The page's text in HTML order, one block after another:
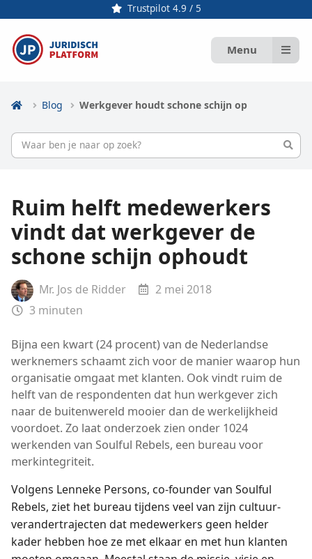
Trustpilot 4.9 / 5
Menu
Blog Werkgever houdt schone schijn op
Ruim helft medewerkers
vindt dat werkgever de
schone schijn ophoudt
Mr. Jos de Ridder
2 mei 2018
3 minuten
Bijna een kwart (24 procent) van de Nederlandse
werknemers schaamt zich voor de manier waarop hun
organisatie omgaat met klanten. Ook vindt ruim de
helft van de respondenten dat hun werkgever zich
naar de buitenwereld mooier dan de werkelijkheid
voordoet. Zo laat onderzoek zien onder 1024
werkenden van Soulful Rebels, een bureau voor
merkintegriteit.
Volgens Lenneke Persons, co-founder van Soulful
Rebels, ziet het bureau tijdens veel van zijn cultuur-
verandertrajecten dat medewerkers geen helder
kader hebben hoe ze met elkaar en met hun klanten